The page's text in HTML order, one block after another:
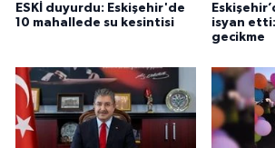
ESKİ duyurdu: Eskişehir'de
10 mahallede su kesintisi
isyan
gecikme